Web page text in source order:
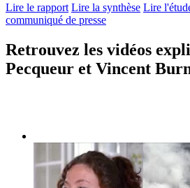
Lire le rapport Lire la synthèse Lire
communiqué de presse
Retrouvez les vidéos
Pecqueur et Vincent